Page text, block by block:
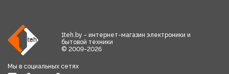
1teh.by - интернет-магазин электроники и
бытовой техники
© 2009-2026
Мы в социальных сетях